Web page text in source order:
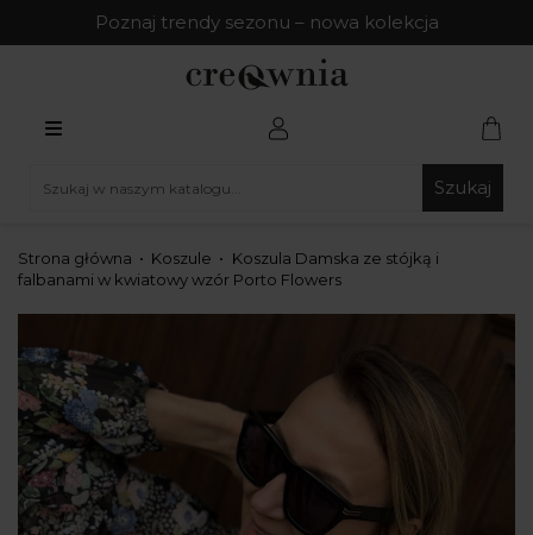
Poznaj trendy sezonu – nowa kolekcja
Szukaj
Strona główna Koszule
Koszula Damska ze stójką i
falbanami w kwiatowy wzór Porto Flowers